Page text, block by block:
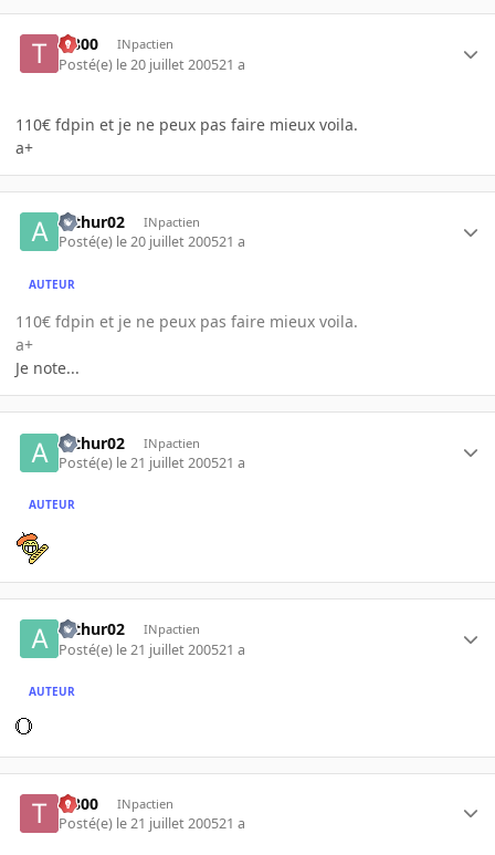
T-800 INpactien
Posté(e) le 20 juillet 200521 a
110€ fdpin et je ne peux pas faire mieux voila.
a+
arthur02 INpactien
Posté(e) le 20 juillet 200521 a
AUTEUR
110€ fdpin et je ne peux pas faire mieux voila.
a+
Je note...
arthur02 INpactien
Posté(e) le 21 juillet 200521 a
AUTEUR
arthur02 INpactien
Posté(e) le 21 juillet 200521 a
AUTEUR
T-800 INpactien
Posté(e) le 21 juillet 200521 a